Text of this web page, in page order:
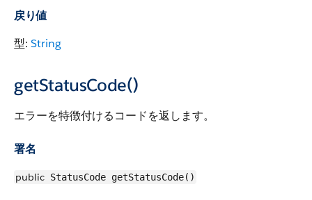
戻り値
型: String
getStatusCode()
エラーを特徴付けるコードを返します。
署名
public StatusCode getStatusCode()